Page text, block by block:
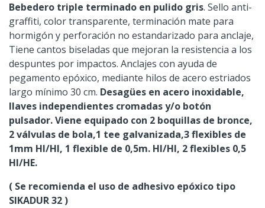
Bebedero triple terminado en pulido gris. Sello anti-
graffiti, color transparente, terminación mate para
hormigón y perforación no estandarizado para anclaje,
Tiene cantos biseladas que mejoran la resistencia a los
despuntes por impactos. Anclajes con ayuda de
pegamento epóxico, mediante hilos de acero estriados
largo mínimo 30 cm. Desagües en acero inoxidable,
llaves independientes cromadas y/o botón
pulsador. Viene equipado con 2 boquillas de bronce,
2 válvulas de bola,1 tee galvanizada,3 flexibles de
1mm HI/HI, 1 flexible de 0,5m. HI/HI, 2 flexibles 0,5
HI/HE.
( Se recomienda el uso de adhesivo epóxico tipo
SIKADUR 32 )